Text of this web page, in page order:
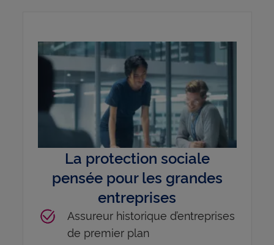
La protection sociale
pensée pour les grandes
entreprises
Assureur historique d’entreprises
de premier plan